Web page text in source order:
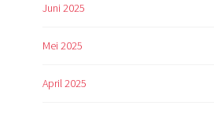
Juni 2025
Mei 2025
April 2025